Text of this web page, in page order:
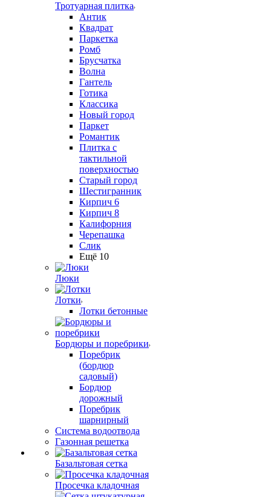
Тротуарная плитка
Антик
Квадрат
Паркетка
Ромб
Брусчатка
Волна
Гантель
Готика
Классика
Новый город
Паркет
Романтик
Плитка с
тактильной
поверхностью
Старый город
Шестигранник
Кирпич 6
Кирпич 8
Калифорния
Черепашка
Слик
Ещё 10
Люки
Лотки
Лотки бетонные
Бордюры и поребрики
Поребрик
(бордюр
садовый)
Бордюр
дорожный
Поребрик
шарнирный
Система водоотвода
Газонная решетка
Базальтовая сетка
Просечка кладочная